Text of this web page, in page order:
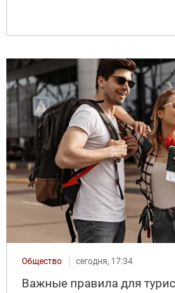
Общество сегодня, 17:34
Важные правила для